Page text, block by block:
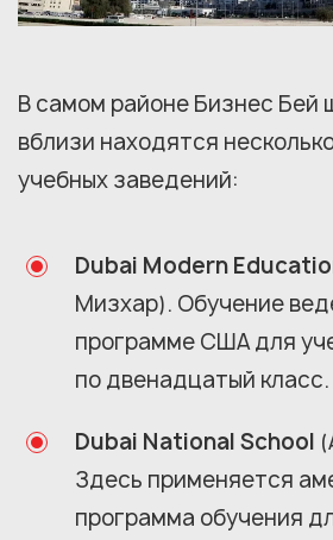
В самом районе Бизнес Бей
вблизи находятся
учебных заведений:
Dubai Modern
Мизхар). Обучение
программе США для
по двенадцатый класс.
Dubai National School
Здесь применяется
программа обучения